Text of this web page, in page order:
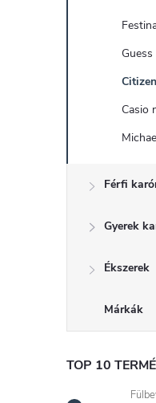
ó
e
l
Casio
Férfi
Gyerek
Ékszerek
Márkák
TOP 10